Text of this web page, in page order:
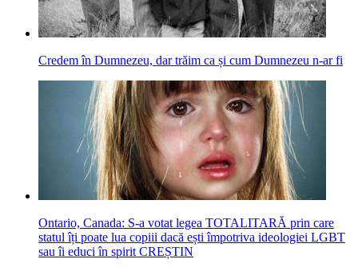
Credem în Dumnezeu, dar trăim ca și cum Dumnezeu n-ar fi
Ontario, Canada: S-a votat legea TOTALITARĂ prin care
statul îți poate lua copiii dacă ești împotriva ideologiei LGBT
sau îi educi în spirit CREȘTIN